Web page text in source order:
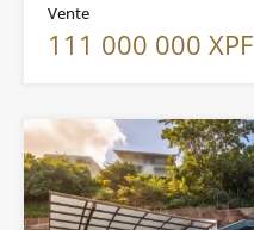
Vente
111 000 000 XPF